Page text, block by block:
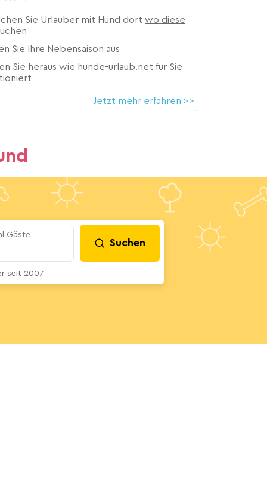
Sie Urlauber mit Hund dort wo diese
Sie Ihre Nebensaison aus
Sie heraus wie hunde-urlaub.net für Sie
Jetzt mehr erfahren >>
Gäste
Suchen
seit 2007